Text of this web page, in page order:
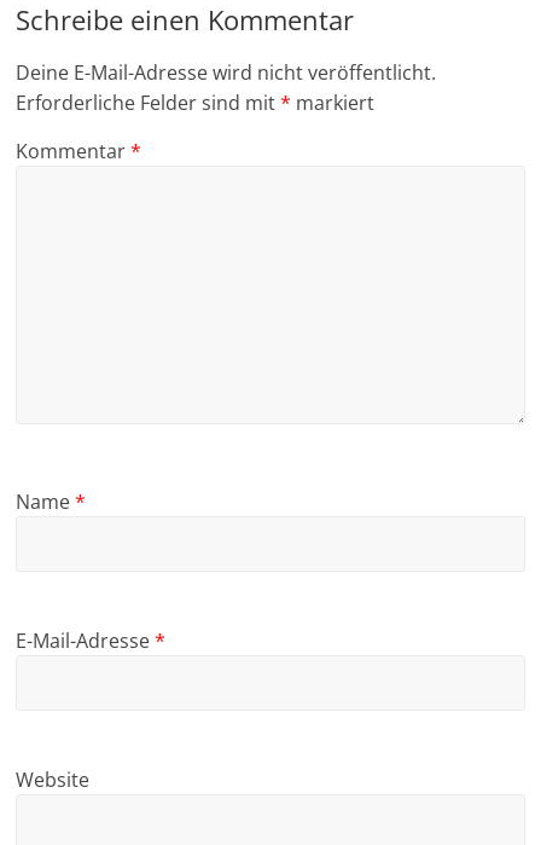
Schreibe einen Kommentar
Deine E-Mail-Adresse wird nicht veröffentlicht.
Erforderliche Felder sind mit* markiert
Kommentar*
Name*
E-Mail-Adresse*
Website